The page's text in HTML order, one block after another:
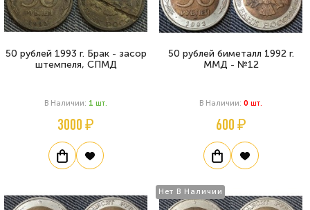
50 рублей 1993 г. Брак - засор
штемпеля, СПМД
В Наличии: 1 Шт.
3000 ₽
50 рублей биметалл 1992 г.
ММД - №12
В Наличии: 0 Шт.
600 ₽
Нет В Наличии